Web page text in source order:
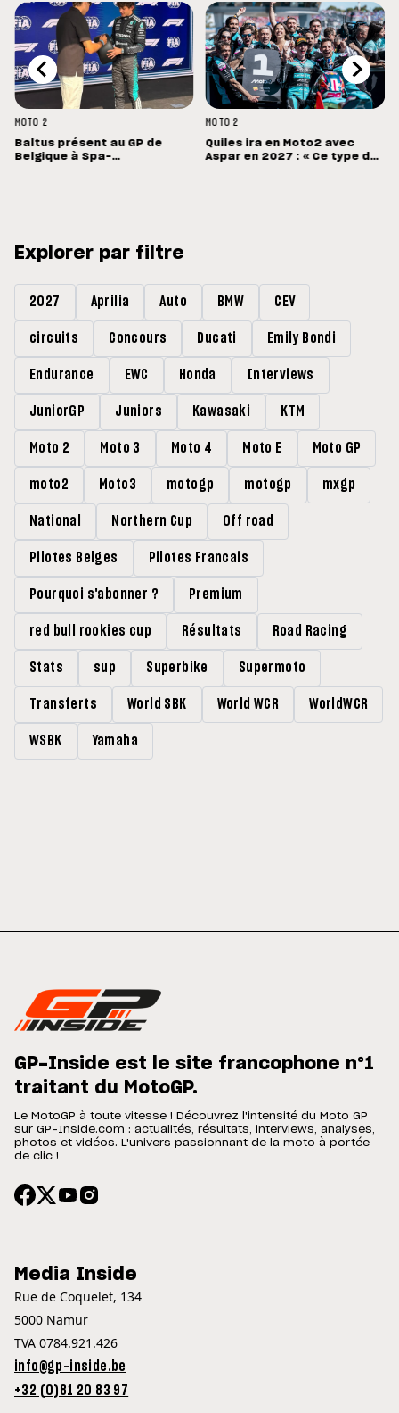
MOTO 2
Baltus présent au GP de
Belgique à Spa-
MOTO 2
Quiles ira en Moto2 avec
Aspar en 2027 : « Ce type de
Explorer par filtre
2027 Aprilia Auto BMW CEV
circuits Concours Ducati Emily Bondi
Endurance EWC Honda Interviews
JuniorGP Juniors Kawasaki KTM
Moto 2 Moto 3 Moto 4 Moto E Moto GP
moto2 Moto3 motogp motogp mxgp
National Northern Cup Off road
Pilotes Belges Pilotes Francais
Pourquoi s'abonner ? Premium
red bull rookies cup Résultats Road Racing
Stats sup Superbike Supermoto
Transferts World SBK World WCR WorldWCR
WSBK Yamaha
GP-Inside est le site francophone n°1
traitant du MotoGP.
Le MotoGP à toute vitesse ! Découvrez l'intensité du Moto GP
sur GP-Inside.com : actualités, résultats, interviews, analyses,
photos et vidéos. L'univers passionnant de la moto à portée
de clic !
Media Inside
Rue de Coquelet, 134
5000 Namur
TVA 0784.921.426
info@gp-inside.be
+32 (0)81 20 83 97